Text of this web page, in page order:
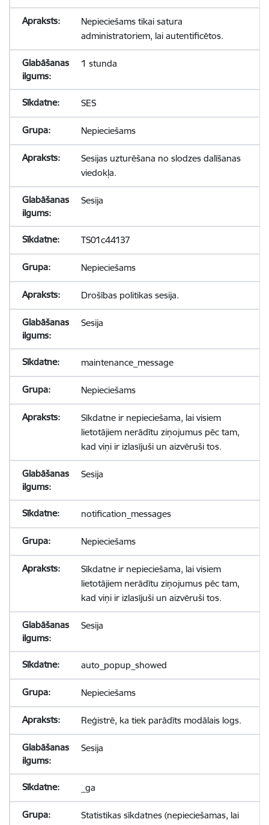
Nepieciešams tikai satura
administratoriem, lai autentificētos.
1 stunda
SES
Nepieciešams
Sesijas uzturēšana no slodzes dalīšanas
viedokļa.
Sesija
TS01c44137
Nepieciešams
Drošības politikas sesija.
Sesija
maintenance_message
Nepieciešams
Sīkdatne ir nepieciešama, lai visiem
lietotājiem nerādītu ziņojumus pēc tam,
kad viņi ir izlasījuši un aizvēruši tos.
Sesija
notification_messages
Nepieciešams
Sīkdatne ir nepieciešama, lai visiem
lietotājiem nerādītu ziņojumus pēc tam,
kad viņi ir izlasījuši un aizvēruši tos.
Sesija
auto_popup_showed
Nepieciešams
Reģistrē, ka tiek parādīts modālais logs.
Sesija
_ga
Statistikas sīkdatnes (nepieciešamas, lai